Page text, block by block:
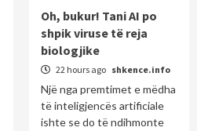
Oh, bukur! Tani AI po
shpik viruse të reja
biologjike
22 hours ago shkence.info
Një nga premtimet e mëdha
të inteligjencës artificiale
ishte se do të ndihmonte